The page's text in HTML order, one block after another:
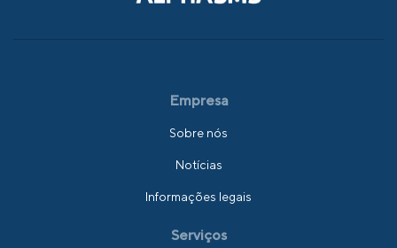
Empresa
Sobre nós
Notícias
Informações legais
Serviços